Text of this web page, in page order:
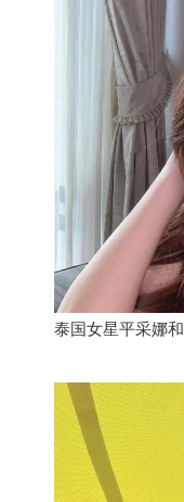
泰国女星平采娜